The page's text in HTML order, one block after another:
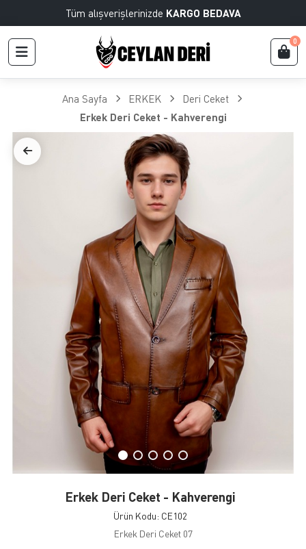
Tüm alışverişlerinizde KARGO BEDAVA
0
Ana Sayfa ERKEK
Deri Ceket
Erkek Deri Ceket - Kahverengi
Erkek Deri Ceket - Kahverengi
Ürün Kodu: CE102
Erkek Deri Ceket 07